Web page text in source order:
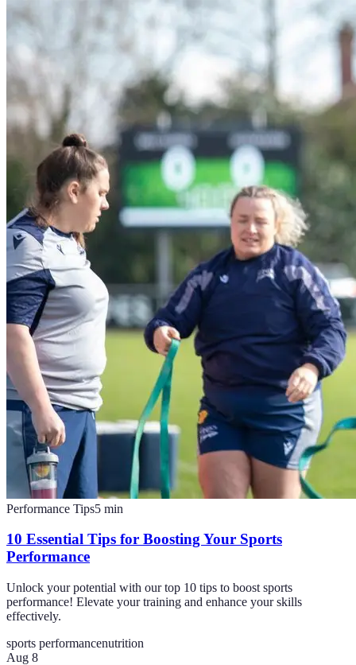
Performance Tips5 min
10 Essential Tips for Boosting Your Sports
Performance
Unlock your potential with our top 10 tips to boost sports
performance! Elevate your training and enhance your skills
effectively.
sports performancenutrition
Aug 8